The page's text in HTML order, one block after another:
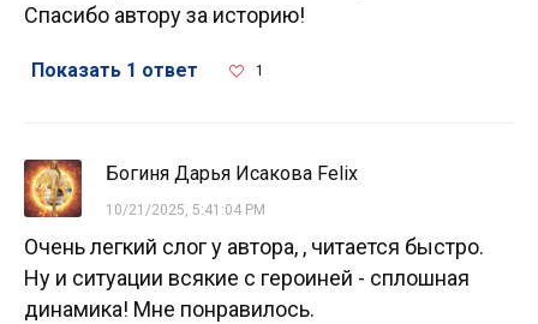
Спасибо автору за историю!
Показать 1 ответ 1
Богиня Дарья Исакова Felix
10/21/2025, 5:41:04 PM
Очень легкий слог у автора, , читается быстро.
Ну и ситуации всякие с героиней - сплошная
динамика! Мне понравилось.